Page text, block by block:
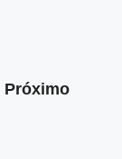
Próximo